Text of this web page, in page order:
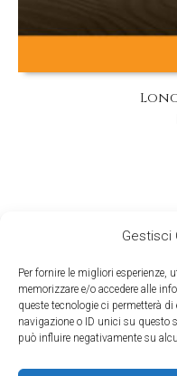
Gestisci
Per fornire le migliori esperienze,
memorizzare e/o accedere alle
queste tecnologie ci permetterà
navigazione o ID unici su questo
può influire negativamente su